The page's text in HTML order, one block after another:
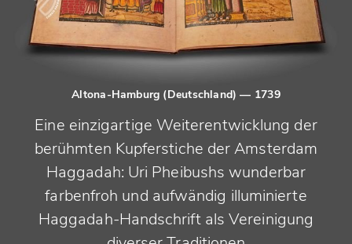
Altona-Hamburg (Deutschland)— 1739
Eine einzigartige Weiterentwicklung der
berühmten Kupferstiche der Amsterdam
Haggadah: Uri Pheibushs wunderbar
farbenfroh und aufwändig illuminierte
Haggadah-Handschrift als Vereinigung